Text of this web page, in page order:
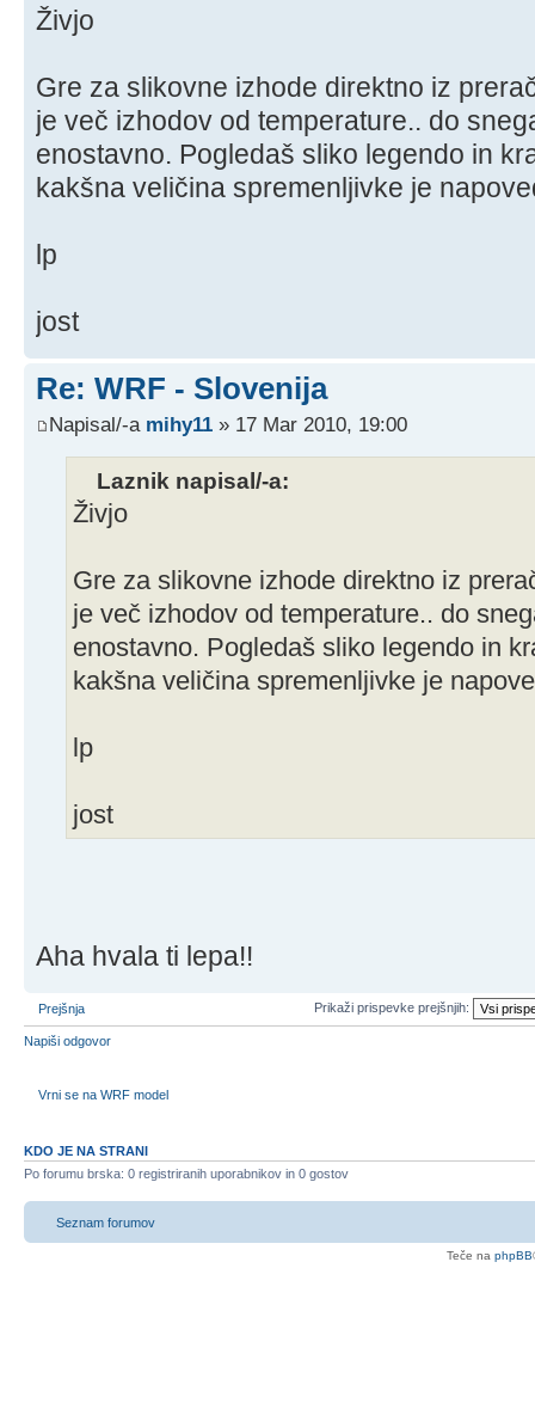
Živjo
Gre za slikovne izhode direktno iz
je več izhodov od temperature.. do
enostavno. Pogledaš sliko legendo in
kakšna veličina spremenljivke je
lp
jost
Re: WRF - Slovenija
Napisal/-a mihy11 » 17 Mar 2010, 19:00
Laznik napisal/-a:
Živjo
Gre za slikovne izhode direktno iz
je več izhodov od temperature.. do
enostavno. Pogledaš sliko legendo in
kakšna veličina spremenljivke je
lp
jost
Aha hvala ti lepa!!
Prejšnja Prikaži prispevke prejšnjih:
Napiši odgovor
Vrni se na WRF model
KDO JE NA STRANI
Po forumu brska: 0 registriranih uporabnikov in 0 gostov
Seznam forumov
Teče na phpBB